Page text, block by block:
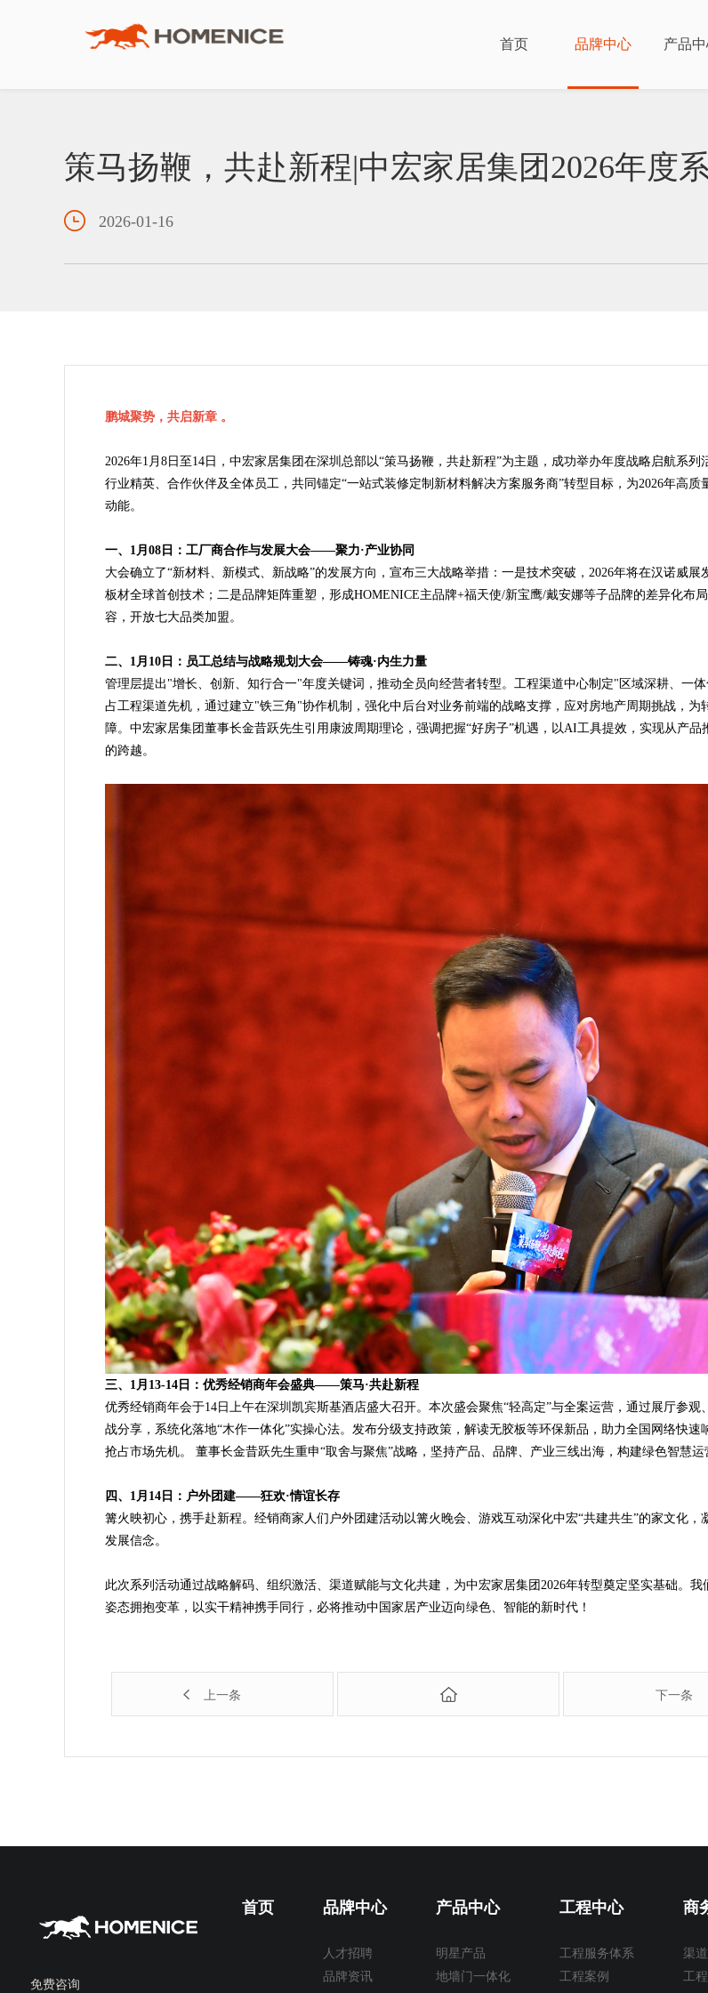
首页 品牌中心
人才招聘
产品
地墙门一体化
工程案例
工程合作
意见反馈
策马扬鞭，共赴新程|中宏家居集团2026年度
2026-01-16
鹏城聚势，共启新章 。
2026年1月8日至14日，中宏家居集团在深圳总部以“策马扬鞭，共赴新程”为主题，成功举办年度战略启航系列
行业精英、合作伙伴及全体员工，共同锚定“一站式装修定制新材料解决方案服务商”转型目标，为2026年高质
动能。
一、1月08日：工厂商合作与发展大会——聚力·产业协同
大会确立了“新材料、新模式、新战略”的发展方向，宣布三大战略举措：一是技术突破，2026年将在汉诺威展
板材全球首创技术；二是品牌矩阵重塑，形成HOMENICE主品牌+福天使/新宝鹰/戴安娜等子品牌的差异化布
容，开放七大品类加盟。
二、1月10日：员工总结与战略规划大会——铸魂·内生力量
管理层提出"增长、创新、知行合一"年度关键词，推动全员向经营者转型。工程渠道中心制定"区域深耕、一
占工程渠道先机，通过建立"铁三角"协作机制，强化中后台对业务前端的战略支撑，应对房地产周期挑战，为
障。中宏家居集团董事长金昔跃先生引用康波周期理论，强调把握“好房子”机遇，以AI工具提效，实现从产品
的跨越。
三、1月13-14日：优秀经销商年会盛典——策马·共赴新程
优秀经销商年会于14日上午在深圳凯宾斯基酒店盛大召开。本次盛会聚焦“轻高定”与全案运营，通过展厅参观
战分享，系统化落地“木作一体化”实操心法。发布分级支持政策，解读无胶板等环保新品，助力全国网络快速
抢占市场先机。 董事长金昔跃先生重申“取舍与聚焦”战略，坚持产品、品牌、产业三线出海，构建绿色智慧运
四、1月14日：户外团建——狂欢·情谊长存
篝火映初心，携手赴新程。经销商家人们户外团建活动以篝火晚会、游戏互动深化中宏“共建共生”的家文化，
发展信念。
此次系列活动通过战略解码、组织激活、渠道赋能与文化共建，为中宏家居集团2026年转型奠定坚实基础。我
姿态拥抱变革，以实干精神携手同行，必将推动中国家居产业迈向绿色、智能的新时代！
上一条 下一条
首页 品牌中心
人才招聘
品牌资讯
产品中心
明星产品
地墙门一体化
工程中心
工程服务体系
工程案例
商
渠
工
免费咨询